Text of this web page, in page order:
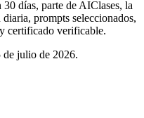
días, parte de AIClases, la
prompts seleccionados,
certificado verificable.
de julio de 2026.